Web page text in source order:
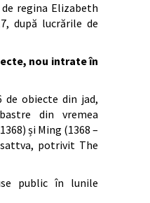
regina Elizabeth
după lucrările de
nou intrate în
de obiecte din jad,
din vremea
și Ming (1368 –
potrivit The
public în lunile